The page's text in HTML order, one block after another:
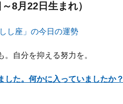
8月22日生まれ）
自分を抑える努力を。
した。何かに入っていましたか？